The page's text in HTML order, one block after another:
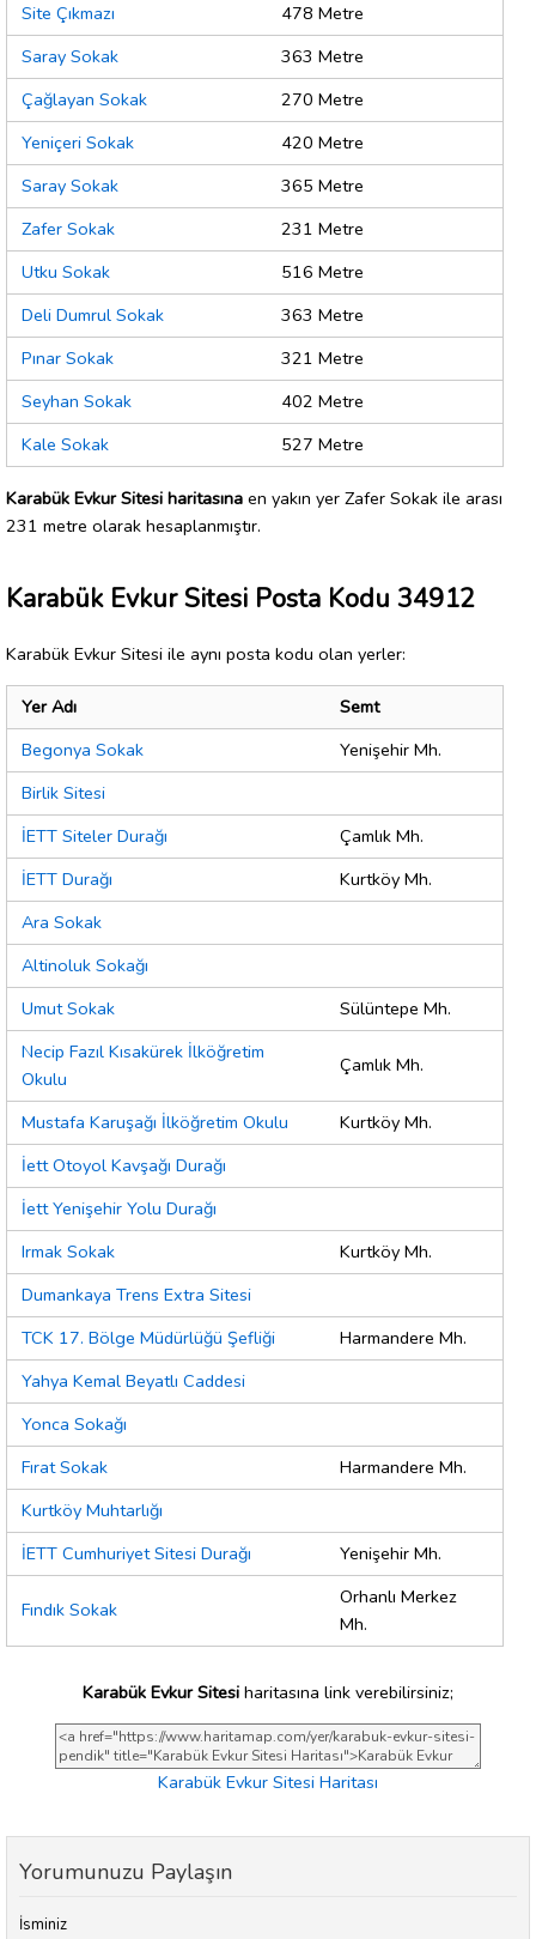
Site Çıkmazı
478 Metre
Saray Sokak
363 Metre
Çağlayan Sokak
270 Metre
Yeniçeri Sokak
420 Metre
Saray Sokak
365 Metre
Zafer Sokak
231 Metre
Utku Sokak
516 Metre
Deli Dumrul Sokak
363 Metre
Pınar Sokak
321 Metre
Seyhan Sokak
402 Metre
Kale Sokak
527 Metre
Karabük Evkur Sitesi haritasına en yakın yer Zafer Sokak ile arası
231 metre olarak hesaplanmıştır.
Karabük Evkur Sitesi Posta Kodu 34912
Karabük Evkur Sitesi ile aynı posta kodu olan yerler:
Yer Adı
Semt
Begonya Sokak
Yenişehir Mh.
Birlik Sitesi
İETT Siteler Durağı
Çamlık Mh.
İETT Durağı
Kurtköy Mh.
Ara Sokak
Altinoluk Sokağı
Umut Sokak
Sülüntepe Mh.
Necip Fazıl Kısakürek İlköğretim
Okulu
Çamlık Mh.
Mustafa Karuşağı İlköğretim Okulu
Kurtköy Mh.
İett Otoyol Kavşağı Durağı
İett Yenişehir Yolu Durağı
Irmak Sokak
Kurtköy Mh.
Dumankaya Trens Extra Sitesi
TCK 17. Bölge Müdürlüğü Şefliği
Harmandere Mh.
Yahya Kemal Beyatlı Caddesi
Yonca Sokağı
Fırat Sokak
Harmandere Mh.
Kurtköy Muhtarlığı
İETT Cumhuriyet Sitesi Durağı
Yenişehir Mh.
Fındık Sokak
Orhanlı Merkez
Mh.
Karabük Evkur Sitesi haritasına link verebilirsiniz;
Karabük Evkur Sitesi Haritası
Yorumunuzu Paylaşın
İsminiz